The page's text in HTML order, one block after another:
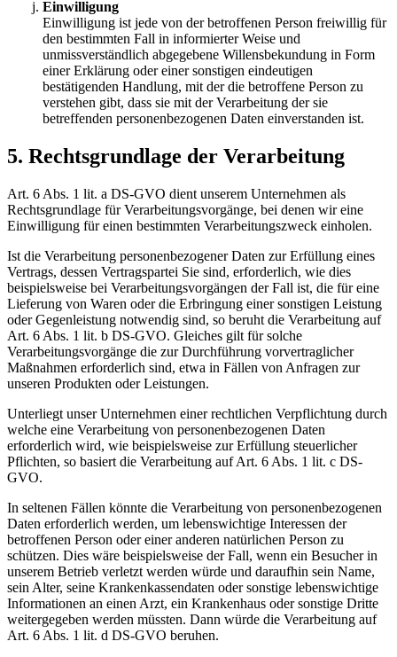
Einwilligung
Einwilligung ist jede von der betroffenen Person freiwillig für
den bestimmten Fall in informierter Weise und
unmissverständlich abgegebene Willensbekundung in Form
einer Erklärung oder einer sonstigen eindeutigen
bestätigenden Handlung, mit der die betroffene Person zu
verstehen gibt, dass sie mit der Verarbeitung der sie
betreffenden personenbezogenen Daten einverstanden ist.
5. Rechtsgrundlage der Verarbeitung
Art. 6 Abs. 1 lit. a DS-GVO dient unserem Unternehmen als
Rechtsgrundlage für Verarbeitungsvorgänge, bei denen wir eine
Einwilligung für einen bestimmten Verarbeitungszweck einholen.
Ist die Verarbeitung personenbezogener Daten zur Erfüllung eines
Vertrags, dessen Vertragspartei Sie sind, erforderlich, wie dies
beispielsweise bei Verarbeitungsvorgängen der Fall ist, die für eine
Lieferung von Waren oder die Erbringung einer sonstigen Leistung
oder Gegenleistung notwendig sind, so beruht die Verarbeitung auf
Art. 6 Abs. 1 lit. b DS-GVO. Gleiches gilt für solche
Verarbeitungsvorgänge die zur Durchführung vorvertraglicher
Maßnahmen erforderlich sind, etwa in Fällen von Anfragen zur
unseren Produkten oder Leistungen.
Unterliegt unser Unternehmen einer rechtlichen Verpflichtung durch
welche eine Verarbeitung von personenbezogenen Daten
erforderlich wird, wie beispielsweise zur Erfüllung steuerlicher
Pflichten, so basiert die Verarbeitung auf Art. 6 Abs. 1 lit. c DS-
GVO.
In seltenen Fällen könnte die Verarbeitung von personenbezogenen
Daten erforderlich werden, um lebenswichtige Interessen der
betroffenen Person oder einer anderen natürlichen Person zu
schützen. Dies wäre beispielsweise der Fall, wenn ein Besucher in
unserem Betrieb verletzt werden würde und daraufhin sein Name,
sein Alter, seine Krankenkassendaten oder sonstige lebenswichtige
Informationen an einen Arzt, ein Krankenhaus oder sonstige Dritte
weitergegeben werden müssten. Dann würde die Verarbeitung auf
Art. 6 Abs. 1 lit. d DS-GVO beruhen.